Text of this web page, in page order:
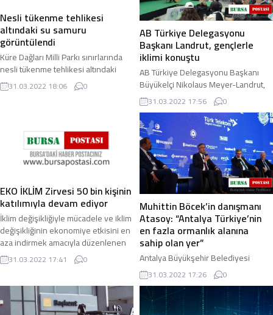
Nesli tükenme tehlikesi
altındaki su samuru
görüntülendi
Küre Dağları Milli Parkı sınırlarında
nesli tükenme tehlikesi altındaki
türler arasında bulunan su samuru
görüntülendi. Bartın ile Kastamonu ...
31.03.2022 18:06 0
AB Türkiye Delegasyonu
Başkanı Landrut, gençlerle
iklimi konuştu
AB Türkiye Delegasyonu Başkanı
Büyükelçi Nikolaus Meyer-Landrut,
Ekonomi ve İklim Değişikliği
Zirvesi’nde (EKO İKLİM) gençlerle bir
araya gelerek ...
31.03.2022 17:56 0
EKO İKLİM Zirvesi 50 bin kişinin
katılımıyla devam ediyor
İklim değişikliğiyle mücadele ve iklim
değişikliğinin ekonomiye etkisini en
aza indirmek amacıyla düzenlenen
"EKO İKLİM Ekonomi ve İklim ...
31.03.2022 17:41 0
Muhittin Böcek’in danışmanı
Atasoy: “Antalya Türkiye’nin
en fazla ormanlık alanına
sahip olan yer”
Antalya Büyükşehir Belediyesi
Başkan Danışmanı Lokman Atasoy,
“Antalya Türkiye’nin en fazla
ormanlık alanına sahip olan yer.
Bahsettiğimiz yüz ...
31.03.2022 17:26 0